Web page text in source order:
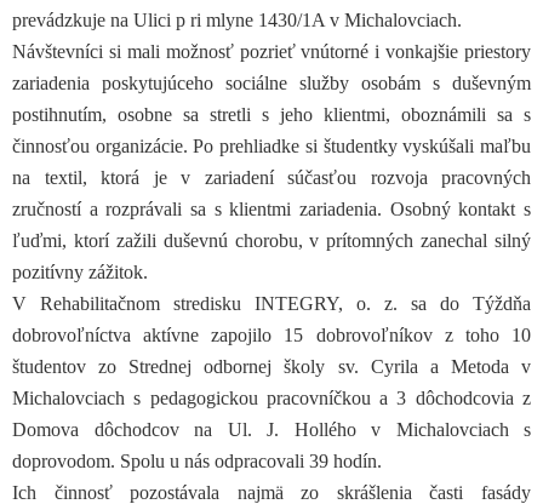
prevádzkuje na Ulici p ri mlyne 1430/1A v Michalovciach.
Návštevníci si mali možnosť pozrieť vnútorné i vonkajšie priestory
zariadenia poskytujúceho sociálne služby osobám s duševným
postihnutím, osobne sa stretli s jeho klientmi, oboznámili sa s
činnosťou organizácie. Po prehliadke si študentky vyskúšali maľbu
na textil, ktorá je v zariadení súčasťou rozvoja pracovných
zručností a rozprávali sa s klientmi zariadenia. Osobný kontakt s
ľuďmi, ktorí zažili duševnú chorobu, v prítomných zanechal silný
pozitívny zážitok.
V Rehabilitačnom stredisku INTEGRY, o. z. sa do Týždňa
dobrovoľníctva aktívne zapojilo 15 dobrovoľníkov z toho 10
študentov zo Strednej odbornej školy sv. Cyrila a Metoda v
Michalovciach s pedagogickou pracovníčkou a 3 dôchodcovia z
Domova dôchodcov na Ul. J. Hollého v Michalovciach s
doprovodom. Spolu u nás odpracovali 39 hodín.
Ich činnosť pozostávala najmä zo skrášlenia časti fasády